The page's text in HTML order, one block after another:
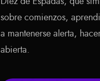
sobre comienzos,
a mantenerse alerta,
abierta.